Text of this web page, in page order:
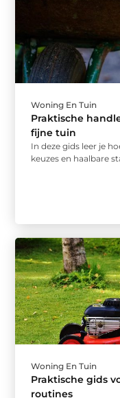
Woning En Tuin
Praktische
fijne tuin
In deze gids leer je
keuzes en haalbare
Woning En Tuin
Praktische gids
routines